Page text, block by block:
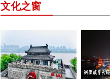
文化之窗